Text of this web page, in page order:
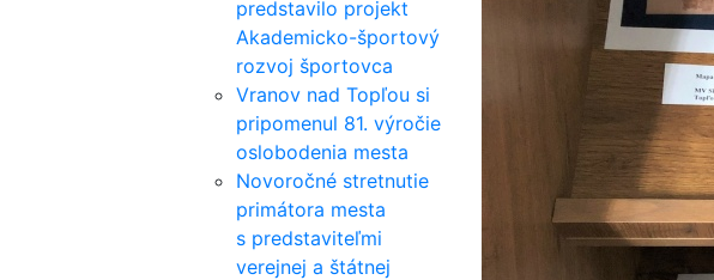
predstavilo projekt
Akademicko-športový
rozvoj športovca
Vranov nad Topľou si
pripomenul 81. výročie
oslobodenia mesta
Novoročné stretnutie
primátora mesta
s predstaviteľmi
verejnej a štátnej